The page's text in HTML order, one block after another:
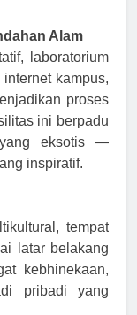
Alam
laboratorium
kampus,
proses
ini berpadu
yang eksotis —
inspiratif.
tempat
latar belakang
kebhinekaan,
pribadi yang